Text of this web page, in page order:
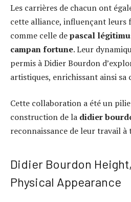
Les carrières de chacun ont
cette alliance, influençant leurs
comme celle depascal
campan fortune. Leur
permis à Didier Bourdon
artistiques, enrichissant ainsi sa
Cette collaboration a été un
construction de la didier
reconnaissance de leur travail à
Didier Bourdon
Physical Appearance